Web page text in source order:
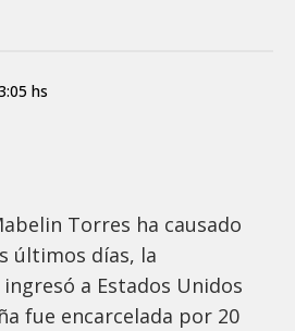
hs
Torres ha causado
últimos días, la
a Estados Unidos
fue encarcelada por 20